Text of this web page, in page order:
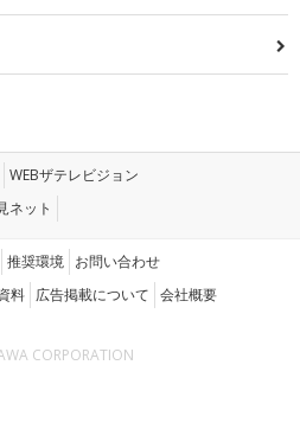
WEBザテレビジョン
ネット
推奨環境 お問い合わせ
料 広告掲載について 会社概要
CORPORATION